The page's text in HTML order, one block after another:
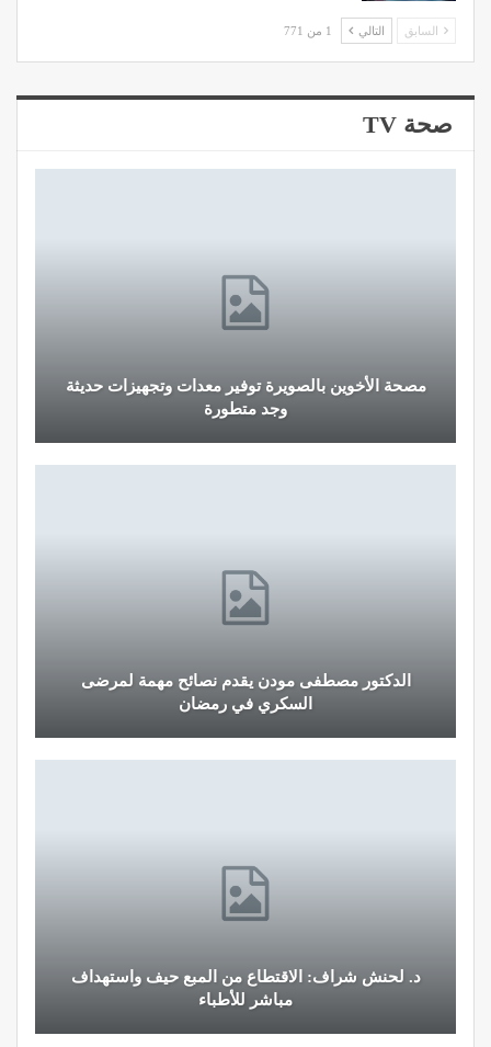
السابق التالي 1 من 771
صحة TV
مصحة الأخوين بالصويرة توفير معدات وتجهيزات حديثة
وجد متطورة
الدكتور مصطفى مودن يقدم نصائح مهمة لمرضى
السكري في رمضان
د. لحنش شراف: الاقتطاع من المبع حيف واستهداف
مباشر للأطباء